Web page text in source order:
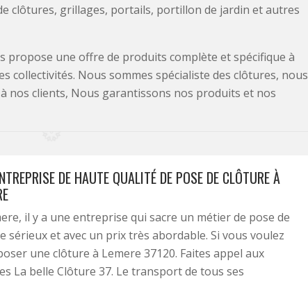
clôtures, grillages, portails, portillon de jardin et autres
une offre de produits complète et spécifique à
collectivités. Nous sommes spécialiste des clôtures, nous
nos clients, Nous garantissons nos produits et nos
DE HAUTE QUALITÉ DE POSE DE CLÔTURE À
il y a une entreprise qui sacre un métier de pose de
sérieux et avec un prix très abordable. Si vous voulez
une clôture à Lemere 37120. Faites appel aux
La belle Clôture 37. Le transport de tous ses